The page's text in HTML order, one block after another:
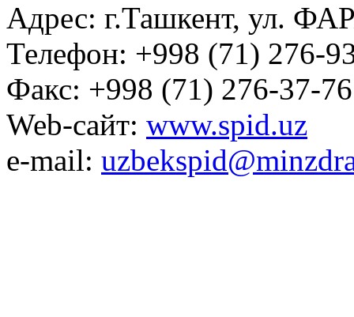
Адрес: г.Ташкент, ул.
Телефон: +998 (71) 276-
Факс: +998 (71) 276-37-76
Web-сайт: www.spid.uz
e-mail: